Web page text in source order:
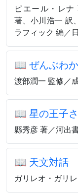
ピエール・レ
著、小川浩一 訳
ラフィック 編／
📖 ぜんぶわ
渡部潤一 監修／
📖 星の王子
縣秀彦 著／河出
📖 天文対話
ガリレオ・ガリ